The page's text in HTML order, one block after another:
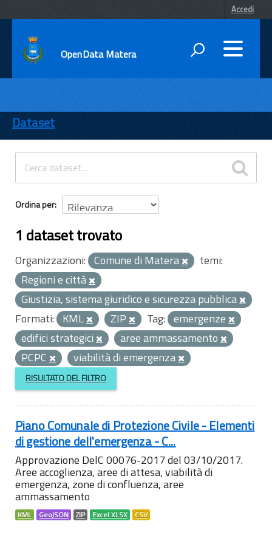
Accedi
OpenData Matera
ENTI
TEMI
INFORMAZIONI
Dataset
Ordina per
1 dataset trovato
Organizzazioni: Comune di Matera
temi:
Regioni e città
Giustizia, sistema giuridico e sicurezza pubblica
Formati: KML ZIP Tag: emergenze
edifici strategici
aree ammassamento
PCPC
viabilità di emergenza
RISULTATO DEL FILTRO
Piano Comunale di Protezione Civile - Elementi
di gestione dell'emergenza - C...
Approvazione DelC 00076-2017 del 03/10/2017.
Aree accoglienza, aree di attesa, viabilità di
emergenza, zone di confluenza, aree
ammassamento
KML GeoJSON ZIP Excel XLSX CSV